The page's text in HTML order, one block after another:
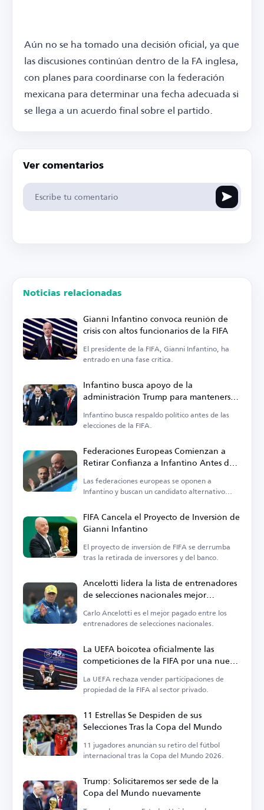
Aún no se ha tomado una decisión oficial, ya que
las discusiones continúan dentro de la FA inglesa,
con planes para coordinarse con la federación
mexicana para determinar una fecha adecuada si
se llega a un acuerdo final sobre el partido.
Ver comentarios
Noticias relacionadas
Gianni Infantino convoca reunión de
crisis con altos funcionarios de la FIFA
El presidente de la FIFA, Gianni Infantino, ha
entrado en una fase crítica.
Infantino busca apoyo de la
administración Trump para mantenerse
en el cargo
Infantino busca respaldo político antes de las
elecciones de la FIFA.
Federaciones Europeas Comienzan a
Retirar Confianza a Infantino Antes de
las Elecciones de la FIFA
Las federaciones europeas se oponen a
Infantino y buscan un candidato alternativo
FIFA Cancela el Proyecto de Inversión de
Gianni Infantino
El proyecto de inversión de FIFA se derrumba
tras la retirada de inversores y del banco.
Ancelotti lidera la lista de entrenadores
de selecciones nacionales mejor
pagados
Carlo Ancelotti es el mejor pagado entre los
entrenadores de selecciones nacionales.
La UEFA boicotea oficialmente las
competiciones de la FIFA por una nueva
La UEFA rechaza vender participaciones de
propiedad de la FIFA al sector privado.
11 Estrellas Se Despiden de sus
Selecciones Tras la Copa del Mundo
11 jugadores anuncian su retiro del fútbol
internacional tras la Copa del Mundo 2026.
Trump: Solicitaremos ser sede de la
Copa del Mundo nuevamente